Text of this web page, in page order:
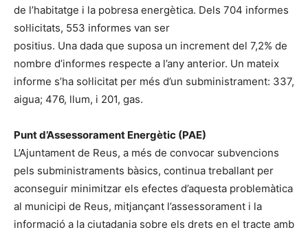
de l’habitatge i la pobresa energètica. Dels 704 informes
sol·licitats, 553 informes van ser
positius. Una dada que suposa un increment del 7,2% de
nombre d’informes respecte a l’any anterior. Un mateix
informe s’ha sol·licitat per més d’un subministrament: 337,
aigua; 476, llum, i 201, gas.
Punt d’Assessorament Energètic (PAE)
L’Ajuntament de Reus, a més de convocar subvencions
pels subministraments bàsics, continua treballant per
aconseguir minimitzar els efectes d’aquesta problemàtica
al municipi de Reus, mitjançant l’assessorament i la
informació a la ciutadania sobre els drets en el tracte amb